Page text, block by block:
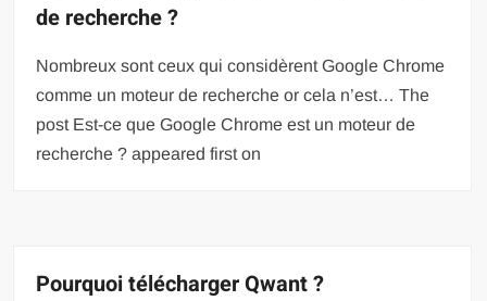
de recherche ?
Nombreux sont ceux qui considèrent Google Chrome
comme un moteur de recherche or cela n’est… The
post Est-ce que Google Chrome est un moteur de
recherche ? appeared first on
Pourquoi télécharger Qwant ?